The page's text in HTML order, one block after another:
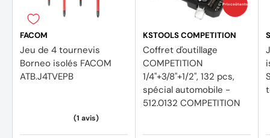
FACOM
Jeu de 4 tournevis
Borneo isolés FACOM
ATB.J4TVEPB
Prix coûtants
KSTOOLS COMPETITION
Coffret d'outillage
COMPETITION
1/4"+3/8"+1/2", 132 pcs,
spécial automobile -
512.0132 COMPETITION